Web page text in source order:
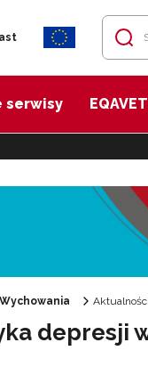
serwisy EQAVET
Aktualności
depresji